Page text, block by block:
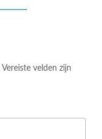
Vereiste velden zijn